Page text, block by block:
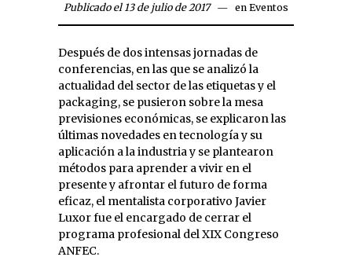
Publicado el 13 de julio de 2017 en Eventos
Después de dos intensas jornadas de
conferencias, en las que se analizó la
actualidad del sector de las etiquetas y el
packaging, se pusieron sobre la mesa
previsiones económicas, se explicaron las
últimas novedades en tecnología y su
aplicación a la industria y se plantearon
métodos para aprender a vivir en el
presente y afrontar el futuro de forma
eficaz, el mentalista corporativo Javier
Luxor fue el encargado de cerrar el
programa profesional del XIX Congreso
ANFEC.